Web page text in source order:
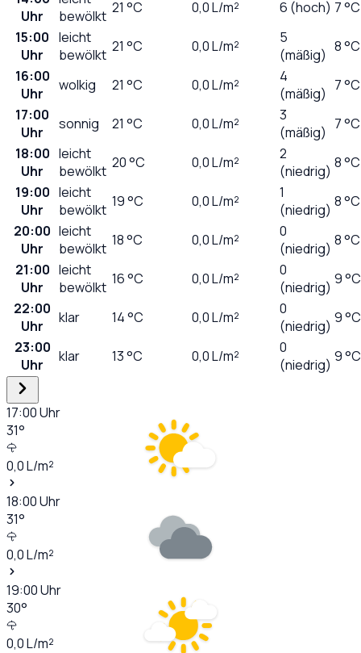
Uhr
bewölkt 21 °C 0,0L/m² 6 (hoch) 7 °C
15:00
Uhr
leicht
bewölkt 21 °C 0,0L/m²
5
(mäßig) 8 °C
16:00
Uhr
wolkig 21 °C 0,0L/m²
4
(mäßig) 7 °C
17:00
Uhr
sonnig 21 °C 0,0L/m²
3
(mäßig) 7 °C
18:00
Uhr
leicht
bewölkt 20°C 0,0L/m²
2
(niedrig) 8 °C
19:00
Uhr
leicht
bewölkt 19°C 0,0L/m²
1
(niedrig) 8 °C
20:00
Uhr
leicht
bewölkt 18°C 0,0L/m²
0
(niedrig) 8 °C
21:00
Uhr
leicht
bewölkt 16°C 0,0L/m²
0
(niedrig) 9 °C
22:00
Uhr
klar 14°C 0,0L/m²
0
(niedrig) 9 °C
23:00
Uhr
klar 13°C 0,0L/m²
0
(niedrig) 9 °C
17:00Uhr
31°
0,0L/m²
18:00Uhr
31°
0,0L/m²
19:00Uhr
30°
0,0L/m²